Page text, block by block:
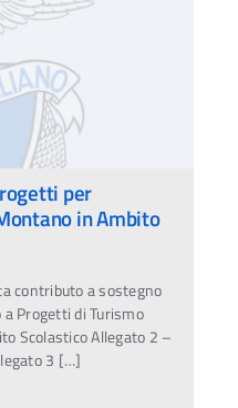
per
in Ambito
contributo a sostegno
Progetti di Turismo
Scolastico Allegato 2 –
3 […]